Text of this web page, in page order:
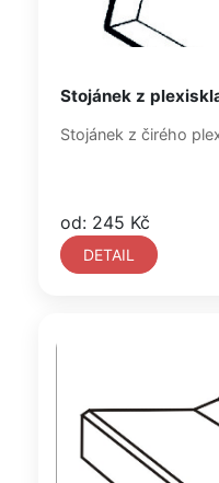
Stojánek z
Stojánek z čirého
od: 245 Kč
DETAIL